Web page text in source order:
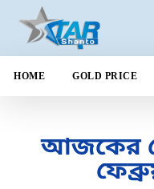
HOME GOLD PRICE
আজকের